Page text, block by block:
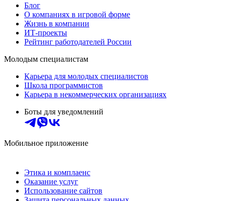
Блог
О компаниях в игровой форме
Жизнь в компании
ИТ-проекты
Рейтинг работодателей России
Молодым специалистам
Карьера для молодых специалистов
Школа программистов
Карьера в некоммерческих организациях
Боты для уведомлений
Мобильное приложение
Этика и комплаенс
Оказание услуг
Использование сайтов